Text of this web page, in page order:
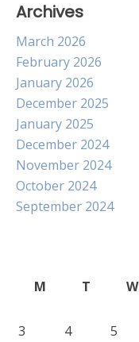
Archives
March 2026
February 2026
January 2026
December 2025
January 2025
December 2024
November 2024
October 2024
September 2024
M
T W
3
4 5